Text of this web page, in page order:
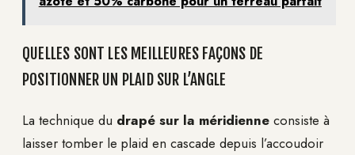
QUELLES SONT LES MEILLEURES FAÇONS DE
POSITIONNER UN PLAID SUR L’ANGLE
La technique du drapé sur la méridienne consiste à
laisser tomber le plaid en cascade depuis l’accoudoir